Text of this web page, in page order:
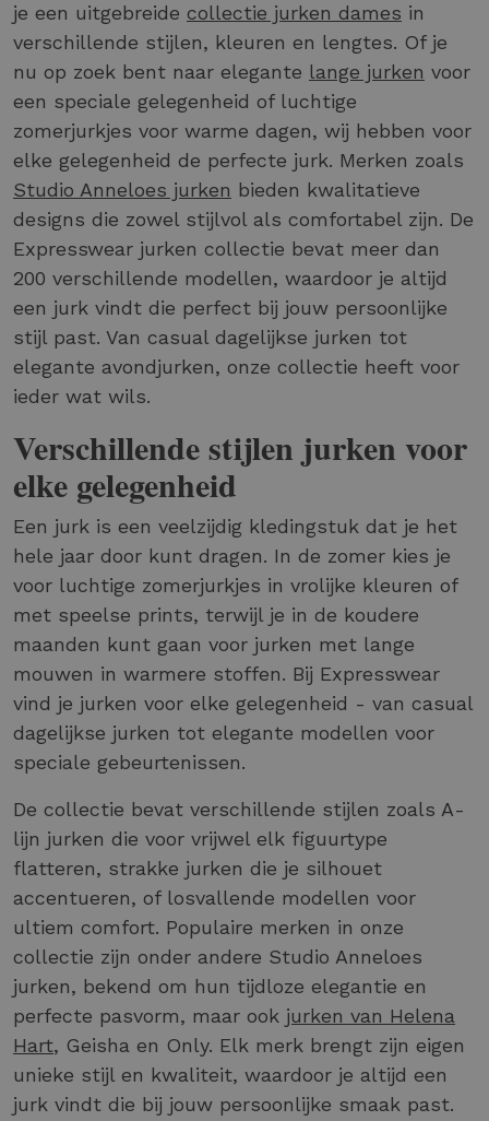
je een uitgebreide collectie jurken dames in
verschillende stijlen, kleuren en lengtes. Of je
nu op zoek bent naar elegante lange jurken voor
een speciale gelegenheid of luchtige
zomerjurkjes voor warme dagen, wij hebben voor
elke gelegenheid de perfecte jurk. Merken zoals
Studio Anneloes jurken bieden kwalitatieve
designs die zowel stijlvol als comfortabel zijn. De
Expresswear jurken collectie bevat meer dan
200 verschillende modellen, waardoor je altijd
een jurk vindt die perfect bij jouw persoonlijke
stijl past. Van casual dagelijkse jurken tot
elegante avondjurken, onze collectie heeft voor
ieder wat wils.
Verschillende stijlen jurken voor
elke gelegenheid
Een jurk is een veelzijdig kledingstuk dat je het
hele jaar door kunt dragen. In de zomer kies je
voor luchtige zomerjurkjes in vrolijke kleuren of
met speelse prints, terwijl je in de koudere
maanden kunt gaan voor jurken met lange
mouwen in warmere stoffen. Bij Expresswear
vind je jurken voor elke gelegenheid - van casual
dagelijkse jurken tot elegante modellen voor
speciale gebeurtenissen.
De collectie bevat verschillende stijlen zoals A-
lijn jurken die voor vrijwel elk figuurtype
flatteren, strakke jurken die je silhouet
accentueren, of losvallende modellen voor
ultiem comfort. Populaire merken in onze
collectie zijn onder andere Studio Anneloes
jurken, bekend om hun tijdloze elegantie en
perfecte pasvorm, maar ook jurken van Helena
Hart, Geisha en Only. Elk merk brengt zijn eigen
unieke stijl en kwaliteit, waardoor je altijd een
jurk vindt die bij jouw persoonlijke smaak past.